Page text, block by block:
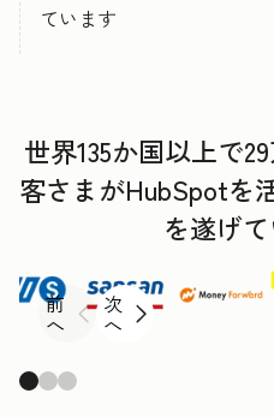
ています
世界135か国以上で
客さまがHubSpotを
を遂げて
前
へ
次
へ